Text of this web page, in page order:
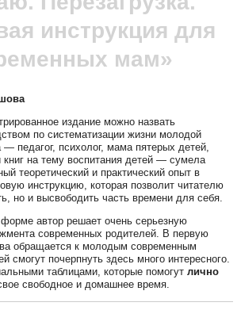
инструкция для
мам»
издание можно назвать
по систематизации жизни молодой
педагог, психолог, мама пятерых детей,
книг на тему воспитания детей — сумела
теоретический и практический опыт в
инструкцию, которая позволит читателю
но и высвободить часть времени для себя.
автор решает очень серьезную
современных родителей. В первую
обращается к молодым современным
смогут почерпнуть здесь много интересного.
таблицами, которые помогут лично
свободное и домашнее время.